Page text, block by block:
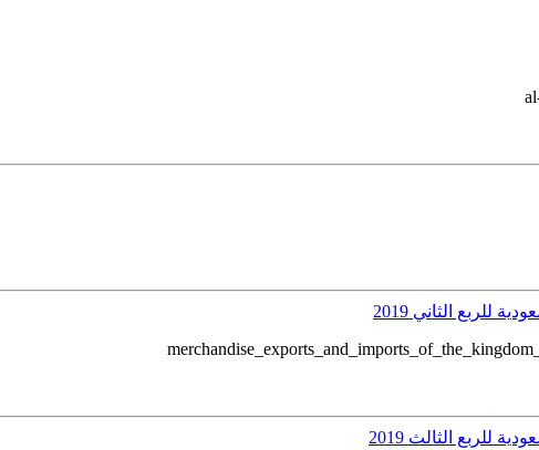
للربع الثاني 2019
للربع الثالث 2019